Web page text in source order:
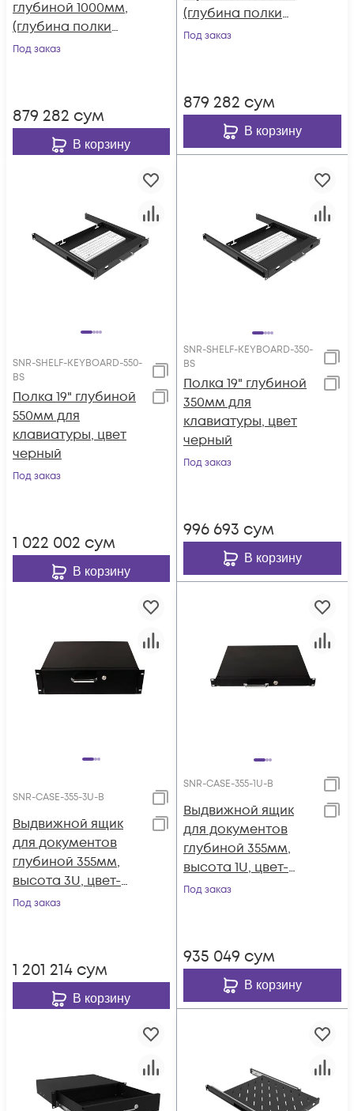
глубиной 1000мм,
(глубина полки
710мм)
10071-20GS
Под заказ
879 282 сум
В корзину
(глубина полки
710мм)
10071-20BS)
Под заказ
879 282 сум
В корзину
SNR-SHELF-KEYBOARD-550-
BS
Полка 19" глубиной
550мм для
клавиатуры, цвет
черный
Под заказ
1 022 002 сум
В корзину
SNR-SHELF-KEYBOARD-350-
BS
Полка 19" глубиной
350мм для
клавиатуры, цвет
черный
Под заказ
996 693 сум
В корзину
SNR-CASE-355-3U-B
Выдвижной ящик
для документов
глубиной 355мм,
высота 3U, цвет-
черный (SNR-CASE-
Под заказ
1 201 214 сум
В корзину
SNR-CASE-355-1U-B
Выдвижной ящик
для документов
глубиной 355мм,
высота 1U, цвет-
черный (SNR-CASE-
Под заказ
935 049 сум
В корзину